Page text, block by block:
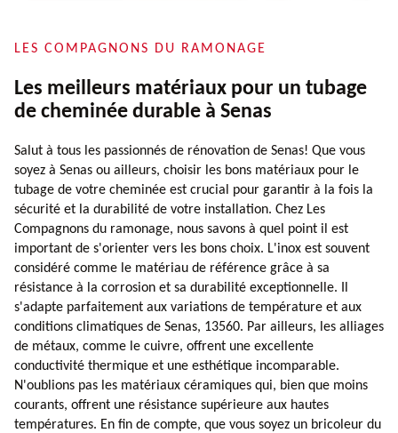
LES COMPAGNONS DU RAMONAGE
Les meilleurs matériaux pour un tubage
de cheminée durable à Senas
Salut à tous les passionnés de rénovation de Senas! Que vous
soyez à Senas ou ailleurs, choisir les bons matériaux pour le
tubage de votre cheminée est crucial pour garantir à la fois la
sécurité et la durabilité de votre installation. Chez Les
Compagnons du ramonage, nous savons à quel point il est
important de s'orienter vers les bons choix. L'inox est souvent
considéré comme le matériau de référence grâce à sa
résistance à la corrosion et sa durabilité exceptionnelle. Il
s'adapte parfaitement aux variations de température et aux
conditions climatiques de Senas, 13560. Par ailleurs, les alliages
de métaux, comme le cuivre, offrent une excellente
conductivité thermique et une esthétique incomparable.
N'oublions pas les matériaux céramiques qui, bien que moins
courants, offrent une résistance supérieure aux hautes
températures. En fin de compte, que vous soyez un bricoleur du